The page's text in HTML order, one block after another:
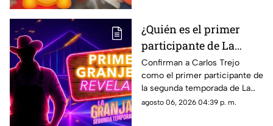
¿Quién es el primer
participante de La
Granja VIP 2?
Confirman a Carlos Trejo
como el primer participante de
la segunda temporada de La
Granja VIP y su participación
agosto 06, 2026 04:39 p. m.